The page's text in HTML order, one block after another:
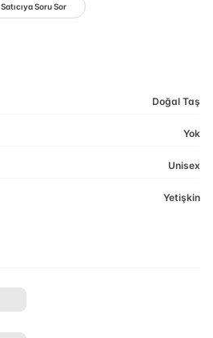
Satıcıya Soru Sor
Doğal Taş
Yok
Unisex
Yetişkin